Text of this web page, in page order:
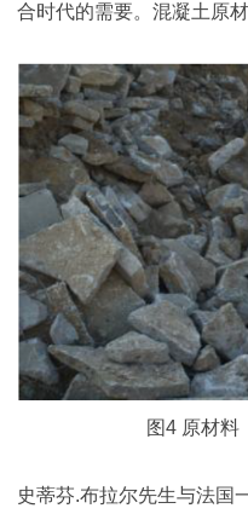
合时代的需要。混凝土原材
图4 原材料
史蒂芬.布拉尔先生与法国